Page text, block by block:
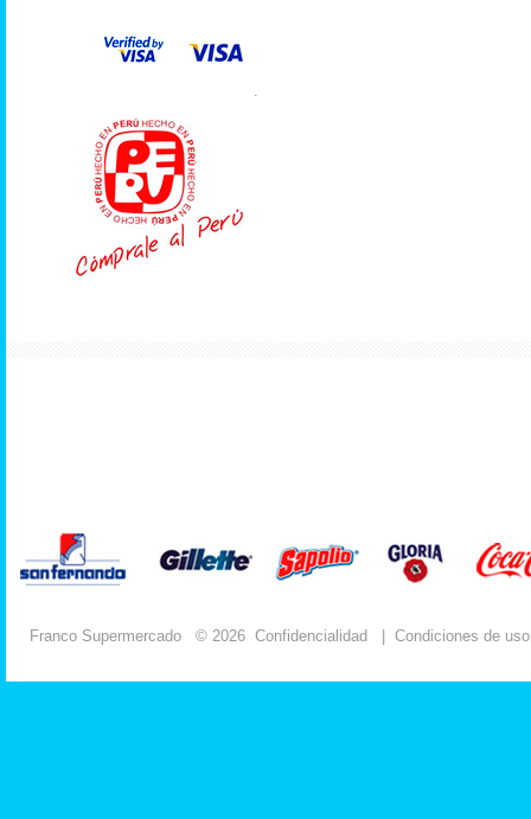
.
Franco Supermercado © 2026 Confidencialidad Condiciones de uso